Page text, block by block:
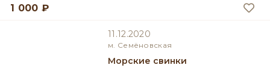
1 000 ₽
11.12.2020
м. Семёновская
Морские свинки